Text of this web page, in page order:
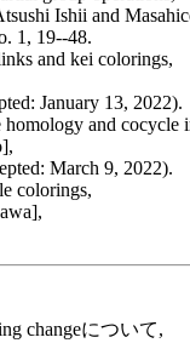
Ishii and
1, 19--48.
and kei colorings,
January 13, 2022).
and cocycle
March 9, 2022).
colorings,
changeについて,